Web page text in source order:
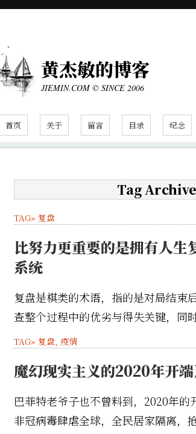
黄杰敏的博客
JIEMIN.COM © SINCE 2006
首页 关于 留言 目录 纪念
Tag
TAG» 复盘
比努力更重要的是拥有人生
系统
复盘是棋类的术语，指的是对局结束
查整个过程中的优劣与得失关键，
TAG» 复盘, 疫情
魔幻现实主义的2020年开
巴菲特老爷子也不曾料到，2020年的
非冠病毒肆虐全球，全民居家隔离，